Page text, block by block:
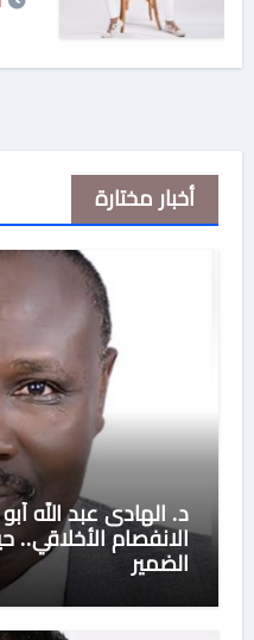
أخبار مختارة
د. الهادى عبد الله
الانفصام
الضمير